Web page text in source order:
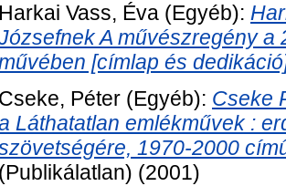
Harkai Vass, Éva (Egyéb):
A művészregény
[címlap és
Cseke, Péter (Egyéb): Cseke
Láthatatlan emlékművek :
1970-2000
(Publikálatlan) (2001)